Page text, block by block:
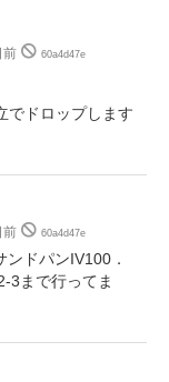
前 60a4d47e
でドロップします
前 60a4d47e
ドパンIV100．
3まで行ってま